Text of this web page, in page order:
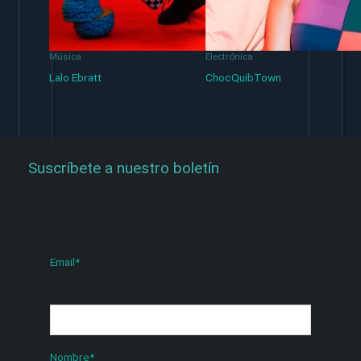
Música
Lalo Ebratt
Electrónica
ChocQuibTown
Suscríbete a nuestro boletín
Email*
Nombre*